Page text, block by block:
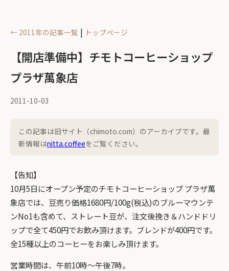
← 2011年の記事一覧 | トップページ
【開店準備中】チモトコーヒーショップ
プラザ萬象店
2011-10-03
この記事は旧サイト（chimoto.com）のアーカイブです。最
新情報はnitta.coffeeをご覧ください。
【告知】
10月5日にオープン予定のチモトコーヒーショップ プラザ萬
象店では、豆売り価格1680円/100g(税込)のブルーマウンテ
ンNo1も含めて、ストレート豆が、注文後挽き＆ハンドドリ
ップで全て450円でお飲み頂けます。ブレンドが400円です。
全15種以上のコーヒーをお楽しみ頂けます。
営業時間は、午前10時～午後7時。